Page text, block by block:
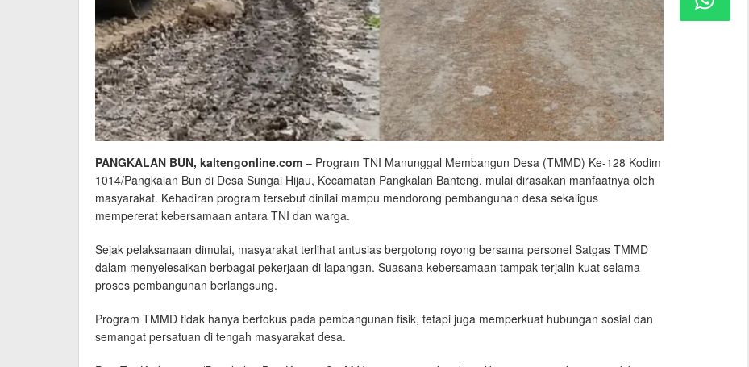
PANGKALAN BUN, kaltengonline.com – Program TNI Manunggal Membangun Desa (TMMD) Ke-128 Kodim
1014/Pangkalan Bun di Desa Sungai Hijau, Kecamatan Pangkalan Banteng, mulai dirasakan manfaatnya oleh
masyarakat. Kehadiran program tersebut dinilai mampu mendorong pembangunan desa sekaligus
mempererat kebersamaan antara TNI dan warga.
Sejak pelaksanaan dimulai, masyarakat terlihat antusias bergotong royong bersama personel Satgas TMMD
dalam menyelesaikan berbagai pekerjaan di lapangan. Suasana kebersamaan tampak terjalin kuat selama
proses pembangunan berlangsung.
Program TMMD tidak hanya berfokus pada pembangunan fisik, tetapi juga memperkuat hubungan sosial dan
semangat persatuan di tengah masyarakat desa.